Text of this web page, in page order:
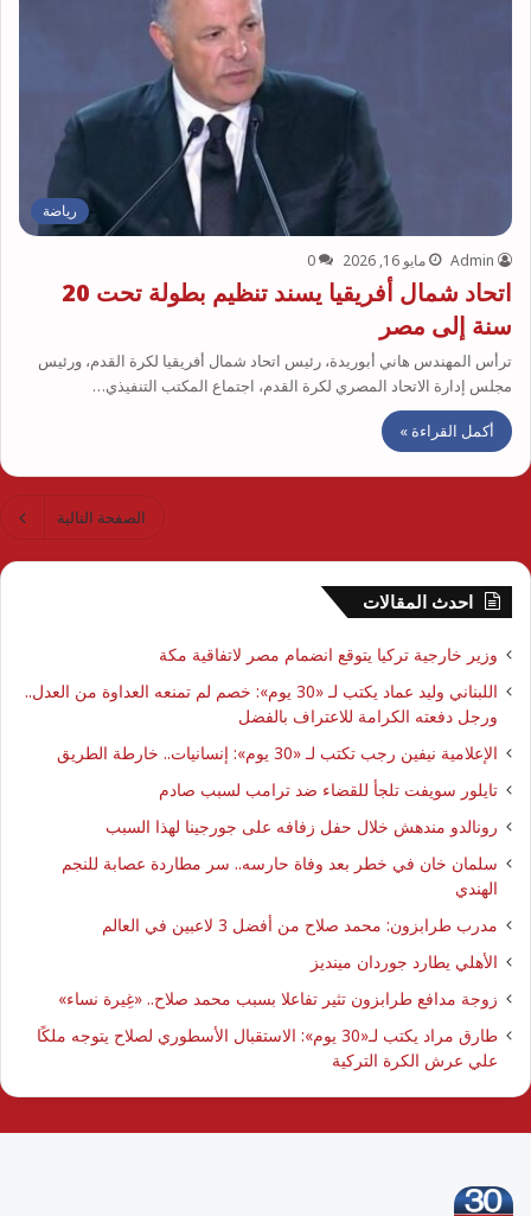
رياضة
Admin مايو 16, 2026 0
اتحاد شمال أفريقيا يسند تنظيم بطولة تحت 20
سنة إلى مصر
ترأس المهندس هاني أبوريدة، رئيس اتحاد شمال أفريقيا لكرة القدم، ورئيس
مجلس إدارة الاتحاد المصري لكرة القدم، اجتماع المكتب التنفيذي…
أكمل القراءة »
الصفحة التالية
احدث المقالات
وزير خارجية تركيا يتوقع انضمام مصر لاتفاقية مكة
اللبناني وليد عماد يكتب لـ «30 يوم»: خصم لم تمنعه العداوة من العدل..
ورجل دفعته الكرامة للاعتراف بالفضل
الإعلامية نيفين رجب تكتب لـ «30 يوم»: إنسانيات.. خارطة الطريق
تايلور سويفت تلجأ للقضاء ضد ترامب لسبب صادم
رونالدو مندهش خلال حفل زفافه على جورجينا لهذا السبب
سلمان خان في خطر بعد وفاة حارسه.. سر مطاردة عصابة للنجم
الهندي
مدرب طرابزون: محمد صلاح من أفضل 3 لاعبين في العالم
الأهلي يطارد جوردان مينديز
زوجة مدافع طرابزون تثير تفاعلا بسبب محمد صلاح.. «غِيرة نساء»
طارق مراد يكتب لـ«30 يوم»: الاستقبال الأسطوري لصلاح يتوجه ملكًا
علي عرش الكرة التركية